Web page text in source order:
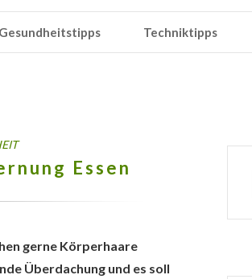
Gesundheitstipps Techniktipps
Essen
gerne Körperhaare
Überdachung und es soll